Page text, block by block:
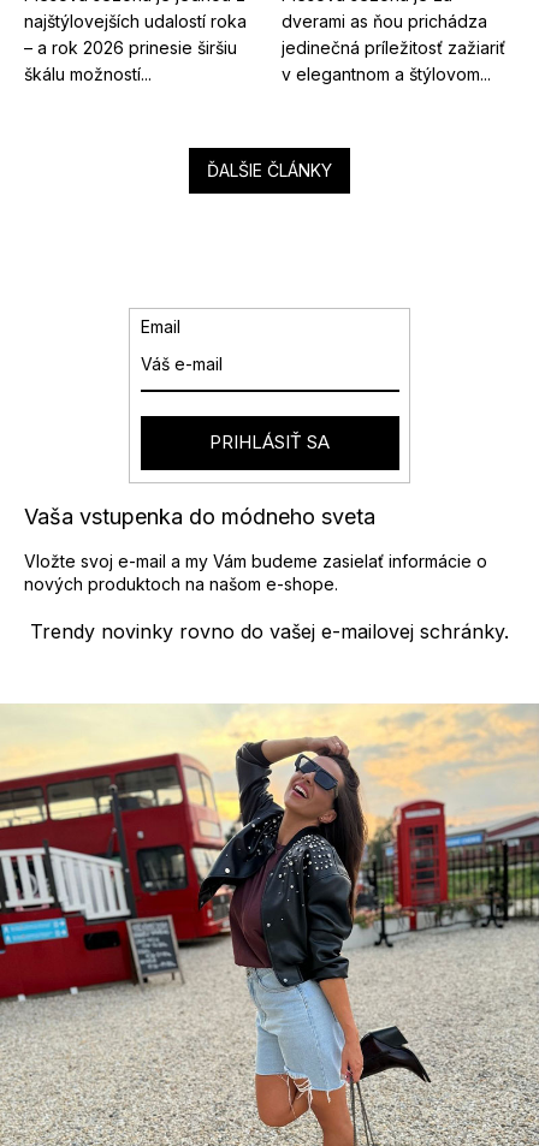
najštýlovejších udalostí roka
– a rok 2026 prinesie širšiu
škálu možností...
dverami as ňou prichádza
jedinečná príležitosť zažiariť
v elegantnom a štýlovom...
ĎALŠIE ČLÁNKY
Trendy novinky rovno do vašej e-mailovej schránky.
Vaša vstupenka do módneho sveta
Vložte svoj e-mail a my Vám budeme zasielať informácie o
nových produktoch na našom e-shope.
Email
PRIHLÁSIŤ SA